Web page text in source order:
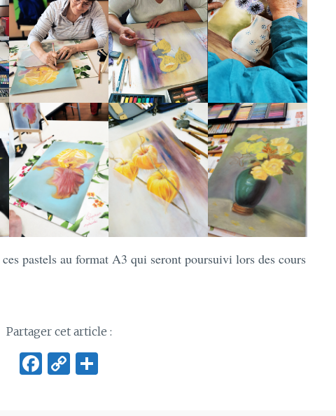
pastels au format A3 qui seront poursuivi lors des cours
Partager cet article :
F C